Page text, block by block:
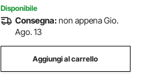
Disponibile
Consegna:non appena Gio.
Ago. 13
Aggiungi al carrello